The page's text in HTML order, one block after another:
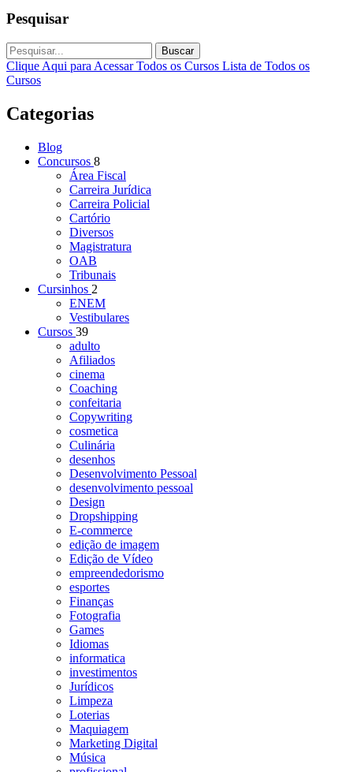
Pesquisar
Buscar
Clique Aqui para Acessar Todos os Cursos Lista de Todos os
Cursos
Categorias
Blog
Concursos 8
Área Fiscal
Carreira Jurídica
Carreira Policial
Cartório
Diversos
Magistratura
OAB
Tribunais
Cursinhos 2
ENEM
Vestibulares
Cursos 39
adulto
Afiliados
cinema
Coaching
confeitaria
Copywriting
cosmetica
Culinária
desenhos
Desenvolvimento Pessoal
desenvolvimento pessoal
Design
Dropshipping
E-commerce
edição de imagem
Edição de Vídeo
empreendedorismo
esportes
Finanças
Fotografia
Games
Idiomas
informatica
investimentos
Jurídicos
Limpeza
Loterias
Maquiagem
Marketing Digital
Música